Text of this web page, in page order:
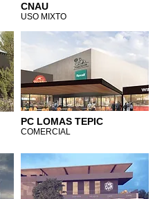
CNAU
USO MIXTO
PC LOMAS TEPIC
COMERCIAL